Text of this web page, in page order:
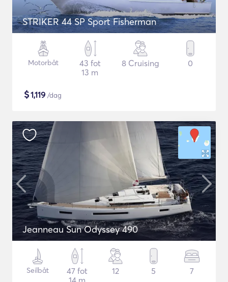
STRIKER 44 SP Sport Fisherman
Motorbåt
43 fot
13 m
8 Cruising 0
$1,119 /dag
Jeanneau Sun Odyssey 490
Seilbåt
47 fot
14 m
12 5 7